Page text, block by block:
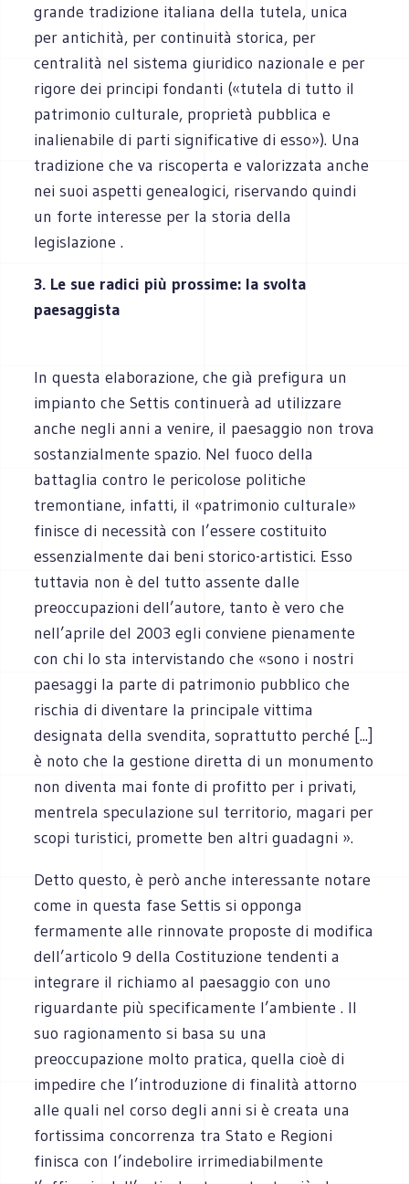
grande tradizione italiana della tutela, unica
per antichità, per continuità storica, per
centralità nel sistema giuridico nazionale e per
rigore dei principi fondanti («tutela di tutto il
patrimonio culturale, proprietà pubblica e
inalienabile di parti significative di esso»). Una
tradizione che va riscoperta e valorizzata anche
nei suoi aspetti genealogici, riservando quindi
un forte interesse per la storia della
legislazione .
3. Le sue radici più prossime: la svolta
paesaggista
In questa elaborazione, che già prefigura un
impianto che Settis continuerà ad utilizzare
anche negli anni a venire, il paesaggio non trova
sostanzialmente spazio. Nel fuoco della
battaglia contro le pericolose politiche
tremontiane, infatti, il «patrimonio culturale»
finisce di necessità con l’essere costituito
essenzialmente dai beni storico-artistici. Esso
tuttavia non è del tutto assente dalle
preoccupazioni dell’autore, tanto è vero che
nell’aprile del 2003 egli conviene pienamente
con chi lo sta intervistando che «sono i nostri
paesaggi la parte di patrimonio pubblico che
rischia di diventare la principale vittima
designata della svendita, soprattutto perché [...]
è noto che la gestione diretta di un monumento
non diventa mai fonte di profitto per i privati,
mentrela speculazione sul territorio, magari per
scopi turistici, promette ben altri guadagni ».
Detto questo, è però anche interessante notare
come in questa fase Settis si opponga
fermamente alle rinnovate proposte di modifica
dell’articolo 9 della Costituzione tendenti a
integrare il richiamo al paesaggio con uno
riguardante più specificamente l’ambiente . Il
suo ragionamento si basa su una
preoccupazione molto pratica, quella cioè di
impedire che l’introduzione di finalità attorno
alle quali nel corso degli anni si è creata una
fortissima concorrenza tra Stato e Regioni
finisca con l’indebolire irrimediabilmente